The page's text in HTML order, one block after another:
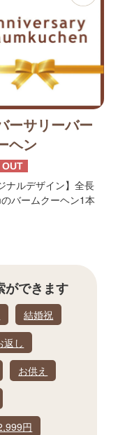
ーサリーバー
ヘン
OUT
ナルデザイン】全長
バームクーヘン1本
ができます
結婚祝
返し
お供え
円